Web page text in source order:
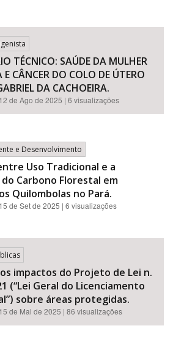
TÉCNICO: SAÚDE DA MULHER
E CÂNCER DO COLO DE ÚTERO
DA CACHOEIRA.
12 de Ago de 2025 | 6 visualizações
e Desenvolvimento
Uso Tradicional e a
do Carbono Florestal em
Quilombolas no Pará.
15 de Set de 2025 | 6 visualizações
impactos do Projeto de Lei n.
(“Lei Geral do Licenciamento
sobre áreas protegidas.
15 de Mai de 2025 | 86 visualizações